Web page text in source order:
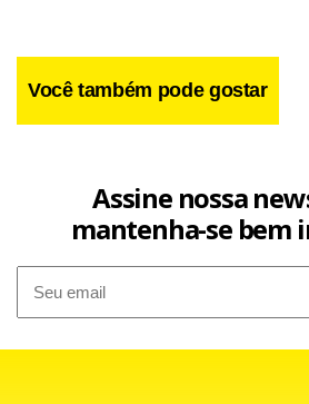
Você também pode gostar
Assine nossa
mantenha-se bem